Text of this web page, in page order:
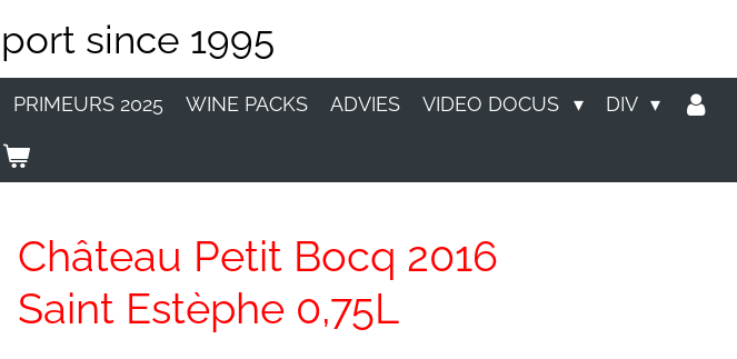
since 1995
PRIMEURS 2025 WINE PACKS ADVIES VIDEO DOCUS DIV
Château Petit Bocq 2016
Saint Estèphe 0,75L